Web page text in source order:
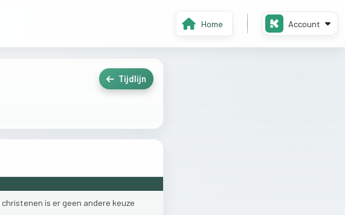
Home Account
Tijdlijn
christenen is er geen andere keuze